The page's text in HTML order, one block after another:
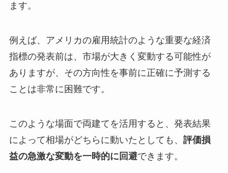
ます。
例えば、アメリカの雇用統計のような重要な経済
指標の発表前は、市場が大きく変動する可能性が
ありますが、その方向性を事前に正確に予測する
ことは非常に困難です。
このような場面で両建てを活用すると、発表結果
によって相場がどちらに動いたとしても、 評価損
益の急激な変動を一時的に回避できます。